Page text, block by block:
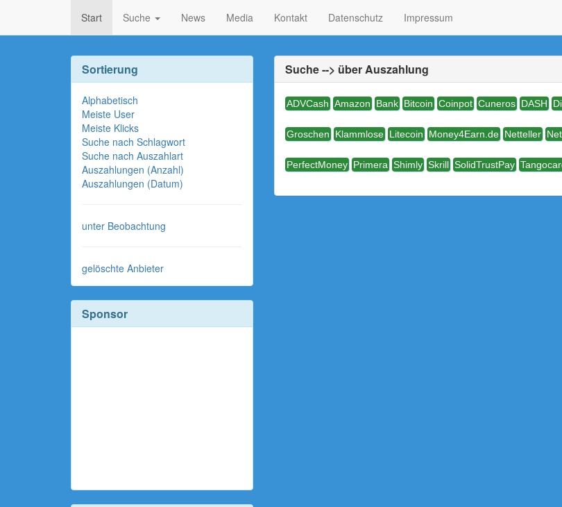
Start Suche News Media Kontakt Datenschutz Impressum
Sortierung
Alphabetisch
Meiste User
Meiste Klicks
Suche nach Schlagwort
Suche nach Auszahlart
Auszahlungen (Anzahl)
Auszahlungen (Datum)
unter Beobachtung
gelöschte Anbieter
Sponsor
Suche --> über Auszahlung
ADVCash Amazon Bank Bitcoin Coinpot Cuneros DASH
Groschen Klammlose Litecoin Money4Earn.de Netteller
PerfectMoney Primera Shimly Skrill SolidTrustPay